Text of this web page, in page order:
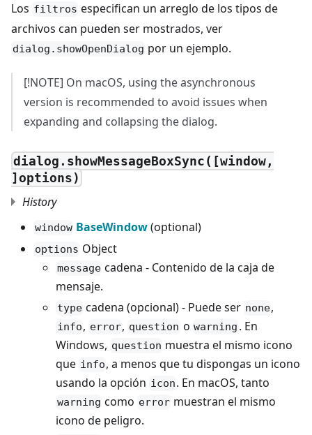
Los filtros especifican un arreglo de los tipos de
archivos can pueden ser mostrados, ver
dialog.showOpenDialog por un ejemplo.
[!NOTE] On macOS, using the asynchronous
version is recommended to avoid issues when
expanding and collapsing the dialog.
dialog.showMessageBoxSync([window,
]options)
History
window BaseWindow(optional)
options Object
message cadena - Contenido de la caja de
mensaje.
type cadena (opcional) - Puede ser none,
info, error, question o warning . En
Windows, question muestra el mismo icono
que info, a menos que tu dispongas un icono
usando la opción icon. En macOS, tanto
warning como error muestran el mismo
icono de peligro.